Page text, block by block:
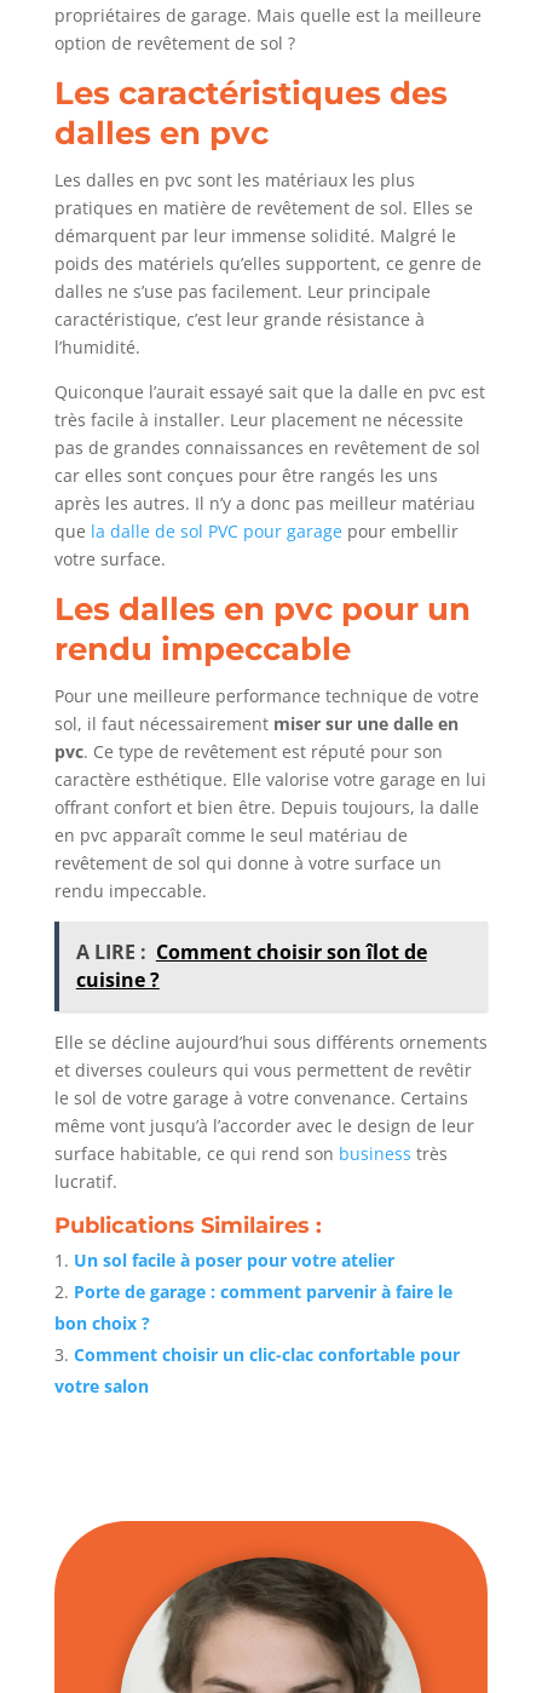
propriétaires de garage. Mais quelle est la meilleure
option de revêtement de sol ?
Les caractéristiques des
dalles en pvc
Les dalles en pvc sont les matériaux les plus
pratiques en matière de revêtement de sol. Elles se
démarquent par leur immense solidité. Malgré le
poids des matériels qu’elles supportent, ce genre de
dalles ne s’use pas facilement. Leur principale
caractéristique, c’est leur grande résistance à
l’humidité.
Quiconque l’aurait essayé sait que la dalle en pvc est
très facile à installer. Leur placement ne nécessite
pas de grandes connaissances en revêtement de sol
car elles sont conçues pour être rangés les uns
après les autres. Il n’y a donc pas meilleur matériau
que la dalle de sol PVC pour garagepour embellir
votre surface.
Les dalles en pvc pour un
rendu impeccable
Pour une meilleure performance technique de votre
sol, il faut nécessairement miser sur une dalle en
pvc. Ce type de revêtement est réputé pour son
caractère esthétique. Elle valorise votre garage en lui
offrant confort et bien être. Depuis toujours, la dalle
en pvc apparaît comme le seul matériau de
revêtement de sol qui donne à votre surface un
rendu impeccable.
A LIRE : Comment choisir son îlot de
cuisine ?
Elle se décline aujourd’hui sous différents ornements
et diverses couleurs qui vous permettent de revêtir
le sol de votre garage à votre convenance. Certains
même vont jusqu’à l’accorder avec le design de leur
surface habitable, ce qui rend son business très
lucratif.
Publications Similaires :
Un sol facile à poser pour votre atelier
Porte de garage : comment parvenir à faire le
bon choix ?
Comment choisir un clic-clac confortable pour
votre salon